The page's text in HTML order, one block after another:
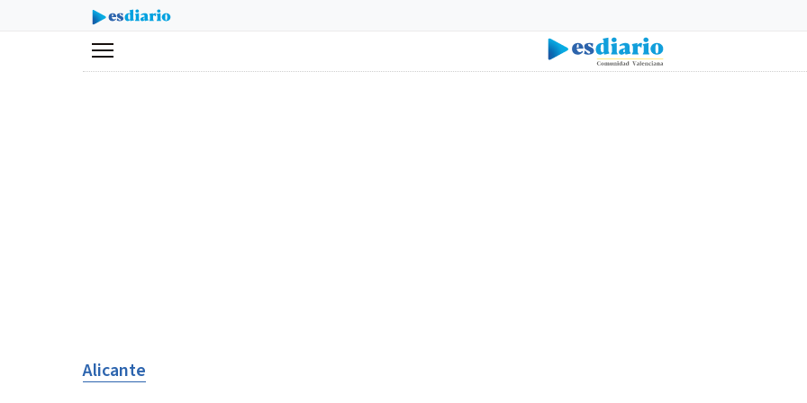
Menú
Alicante